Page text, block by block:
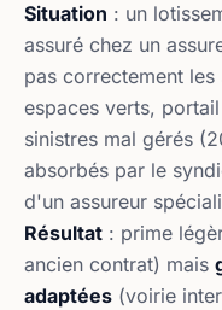
Situation : un
assuré chez un
pas correctement
espaces verts,
sinistres mal gérés
absorbés par le
d'un assureur
Résultat : prime
ancien contrat) mais
adaptées (voirie